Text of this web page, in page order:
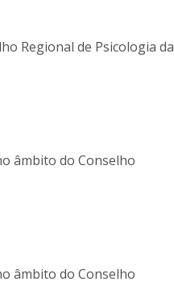
Regional de Psicologia da
âmbito do Conselho
âmbito do Conselho